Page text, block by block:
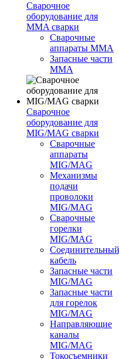
Сварочное
оборудование для
MMA сварки
Сварочные
аппараты MMA
Запасные части
MMA
Сварочное
оборудование для
MIG/MAG сварки
Сварочные
аппараты
MIG/MAG
Механизмы
подачи
проволоки
MIG/MAG
Сварочные
горелки
MIG/MAG
Соединительный
кабель
Запасные части
MIG/MAG
Запасные части
для горелок
MIG/MAG
Направляющие
каналы
MIG/MAG
Токосъемники